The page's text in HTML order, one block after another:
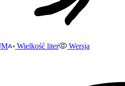
Wielkość liter
Wersja